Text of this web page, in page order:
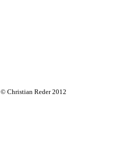
© Christian Reder 2012